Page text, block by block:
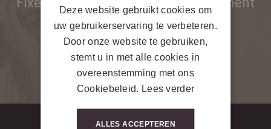
avec nos Beauty Experts !
Deze website gebruikt cookies om
uw gebruikerservaring te verbeteren.
Door onze website te gebruiken,
stemt u in met alle cookies in
overeenstemming met ons
Cookiebeleid. Lees verder
ALLES ACCEPTEREN